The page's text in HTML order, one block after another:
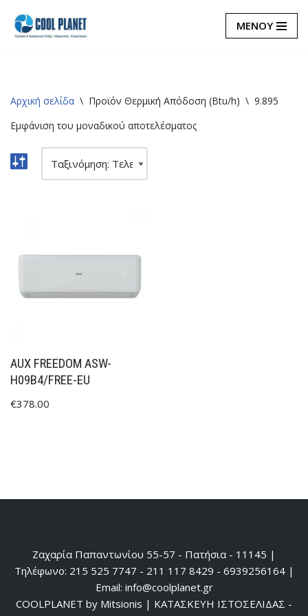
Μεταπηδήστε
ΜΕΝΟΥ
Αρχική σελίδα \ Προϊόν Θερμική Απόδοση (Btu/h) \ 9.895
Εμφάνιση του μοναδικού αποτελέσματος
AUX FREEDOM ASW-
H09B4/FREE-EU
€378.00
Ζαχαρία Παπαντωνίου 55-57 - Πατήσια - 11145 |
Τηλέφωνο: 215 525 7747 - 211 117 8429 - 6939256164 |
Email: info@coolplanet.gr
COOLPLANET by Mitsionis | ΚΑΤΑΣΚΕΥΗ ΙΣΤΟΣΕΛΙΔΑΣ -